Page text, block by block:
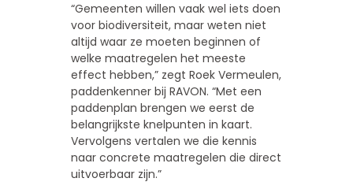
“Gemeenten willen vaak wel iets doen
voor biodiversiteit, maar weten niet
altijd waar ze moeten beginnen of
welke maatregelen het meeste
effect hebben,” zegt Roek Vermeulen,
paddenkenner bij RAVON. “Met een
paddenplan brengen we eerst de
belangrijkste knelpunten in kaart.
Vervolgens vertalen we die kennis
naar concrete maatregelen die direct
uitvoerbaar zijn.”